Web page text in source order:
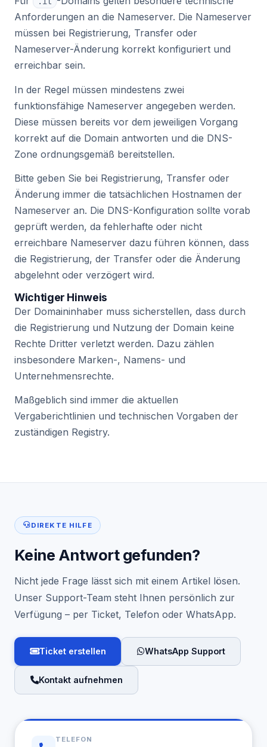
Anforderungen an die Nameserver. Die Nameserver
müssen bei Registrierung, Transfer oder
Nameserver-Änderung korrekt konfiguriert und
erreichbar sein.
In der Regel müssen mindestens zwei
funktionsfähige Nameserver angegeben werden.
Diese müssen bereits vor dem jeweiligen Vorgang
korrekt auf die Domain antworten und die DNS-
Zone ordnungsgemäß bereitstellen.
Bitte geben Sie bei Registrierung, Transfer oder
Änderung immer die tatsächlichen Hostnamen der
Nameserver an. Die DNS-Konfiguration sollte vorab
geprüft werden, da fehlerhafte oder nicht
erreichbare Nameserver dazu führen können, dass
die Registrierung, der Transfer oder die Änderung
abgelehnt oder verzögert wird.
Wichtiger Hinweis
Der Domaininhaber muss sicherstellen, dass durch
die Registrierung und Nutzung der Domain keine
Rechte Dritter verletzt werden. Dazu zählen
insbesondere Marken-, Namens- und
Unternehmensrechte.
Maßgeblich sind immer die aktuellen
Vergaberichtlinien und technischen Vorgaben der
zuständigen Registry.
DIREKTE HILFE
Keine Antwort gefunden?
Nicht jede Frage lässt sich mit einem Artikel lösen.
Unser Support-Team steht Ihnen persönlich zur
Verfügung – per Ticket, Telefon oder WhatsApp.
Ticket erstellen WhatsApp Support
Kontakt aufnehmen
TELEFON